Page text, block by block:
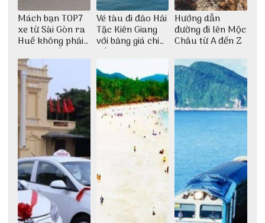
Mách bạn TOP7
xe từ Sài Gòn ra
Huế không phải
ai cũng biết
Vé tàu đi đảo Hải
Tặc Kiên Giang
với bảng giá chi
tiết
Hướng dẫn
đường đi lên Mộc
Châu từ A đến Z